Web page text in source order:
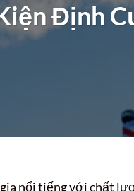
Định
nổi tiếng với chất